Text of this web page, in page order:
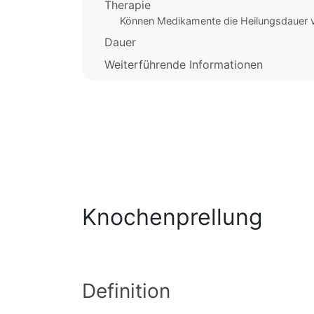
Therapie
Können Medikamente die Heilungsdauer
Dauer
Weiterführende Informationen
Knochenprellung
Definition